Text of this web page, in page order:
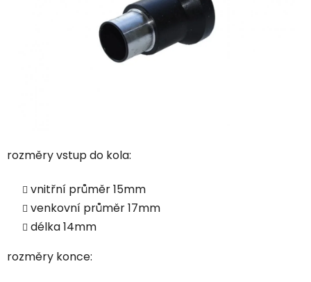
rozměry vstup do kola:
vnitřní průměr 15mm
venkovní průměr 17mm
délka 14mm
rozměry konce: